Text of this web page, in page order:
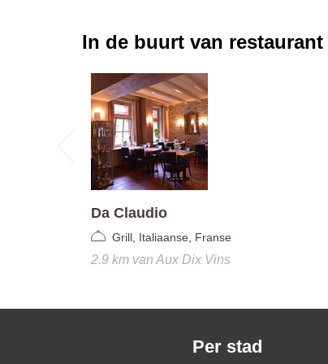
In de buurt van restaurant
Da Claudio
Grill, Italiaanse, Franse
2.9 kmvan Aux Dix Vins
Per stad